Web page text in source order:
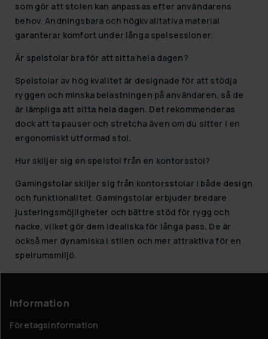
som gör att stolen kan anpassas efter användarens
behov. Andningsbara och högkvalitativa material
garanterar komfort under långa spelsessioner.
Är spelstolar bra för att sitta hela dagen?
Spelstolar av hög kvalitet är designade för att stödja
ryggen och minska belastningen på användaren, så de
är lämpliga att sitta hela dagen. Det rekommenderas
dock att ta pauser och stretcha även om du sitter i en
ergonomiskt utformad stol.
Hur skiljer sig en spelstol från en kontorsstol?
Gamingstolar skiljer sig från kontorsstolar i både design
och funktionalitet. Gamingstolar erbjuder bredare
justeringsmöjligheter och bättre stöd för rygg och
nacke, vilket gör dem idealiska för långa pass. De är
också mer dynamiska i stilen och mer attraktiva för en
spelrumsmiljö.
Information
Företagsinformation